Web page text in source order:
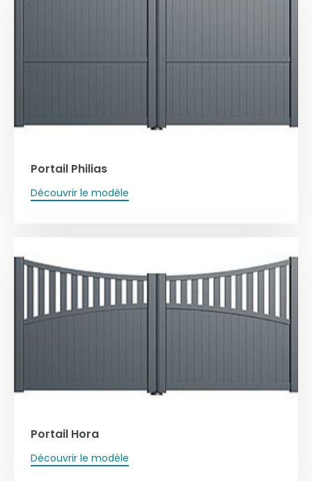
Portail Philias
Découvrir le modèle
Portail Hora
Découvrir le modèle